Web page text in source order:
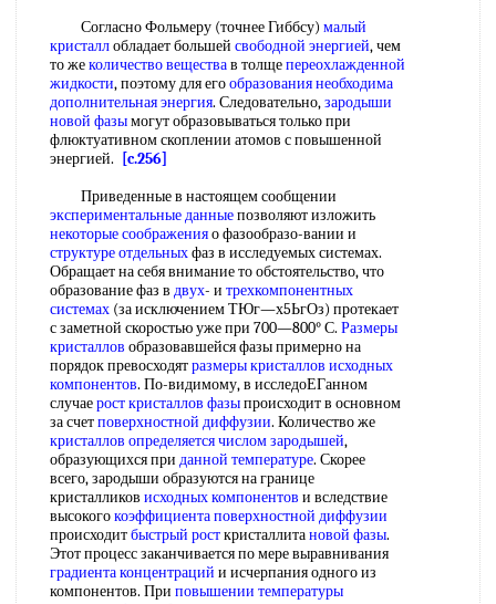
Согласно Фольмеру (точнее Гиббсу) малый
кристаллобладает большей свободной энергией, чем
то жеколичество веществав толщепереохлажденной
жидкости, поэтому для егообразования необходима
дополнительная энергия. Следовательно,зародыши
новой фазымогут образовываться только при
флюктуативном скоплении атомов с повышенной
энергией.
[c.256]
Приведенные в настоящем сообщении
экспериментальные данныепозволяют изложить
некоторые соображенияо фазообразо-вании и
структуре отдельныхфаз в исследуемых системах.
Обращает на себя внимание то обстоятельство, что
образование фаз в двух- и трехкомпонентных
системах (за исключением ТЮг—х5ЬгОз) протекает
с заметной скоростью уже при 700—800° С. Размеры
кристаллов образовавшейся фазы примерно на
порядок превосходятразмеры кристаллов исходных
компонентов. По-видимому, в исследоЕГанном
случаерост кристаллов фазыпроисходит в основном
за счетповерхностной диффузии. Количество же
кристаллов определяетсячислом зародышей,
образующихся при данной температуре. Скорее
всего, зародыши образуются на границе
кристалликов исходных компонентов и вследствие
высокогокоэффициента поверхностной диффузии
происходитбыстрый росткристаллитановой фазы.
Этот процесс заканчивается по мере выравнивания
градиента концентраций и исчерпания одного из
компонентов. При повышении температуры